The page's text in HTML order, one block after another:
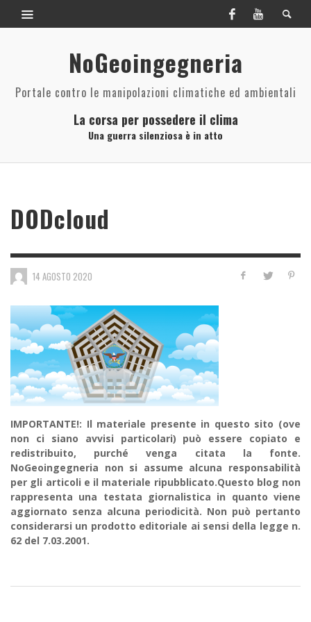
NoGeoingegneria
Portale contro le manipolazioni climatiche ed ambientali
La corsa per possedere il clima
Una guerra silenziosa è in atto
DODcloud
14 AGOSTO 2020
IMPORTANTE!: Il materiale presente in questo sito (ove
non ci siano avvisi particolari) può essere copiato e
redistribuito, purché venga citata la fonte.
NoGeoingegneria non si assume alcuna responsabilità
per gli articoli e il materiale ripubblicato.Questo blog non
rappresenta una testata giornalistica in quanto viene
aggiornato senza alcuna periodicità. Non può pertanto
considerarsi un prodotto editoriale ai sensi della legge n.
62 del 7.03.2001.